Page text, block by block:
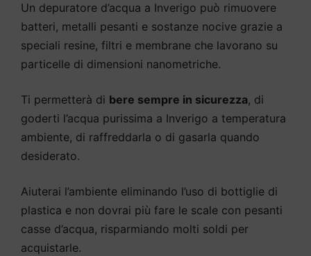
Un depuratore d’acqua a Inverigo può rimuovere
batteri, metalli pesanti e sostanze nocive grazie a
speciali resine, filtri e membrane che lavorano su
particelle di dimensioni nanometriche.
Ti permetterà di bere sempre in sicurezza, di
goderti l’acqua purissima a Inverigo a temperatura
ambiente, di raffreddarla o di gasarla quando
desiderato.
Aiuterai l’ambiente eliminando l’uso di bottiglie di
plastica e non dovrai più fare le scale con pesanti
casse d’acqua, risparmiando molti soldi per
acquistarle.